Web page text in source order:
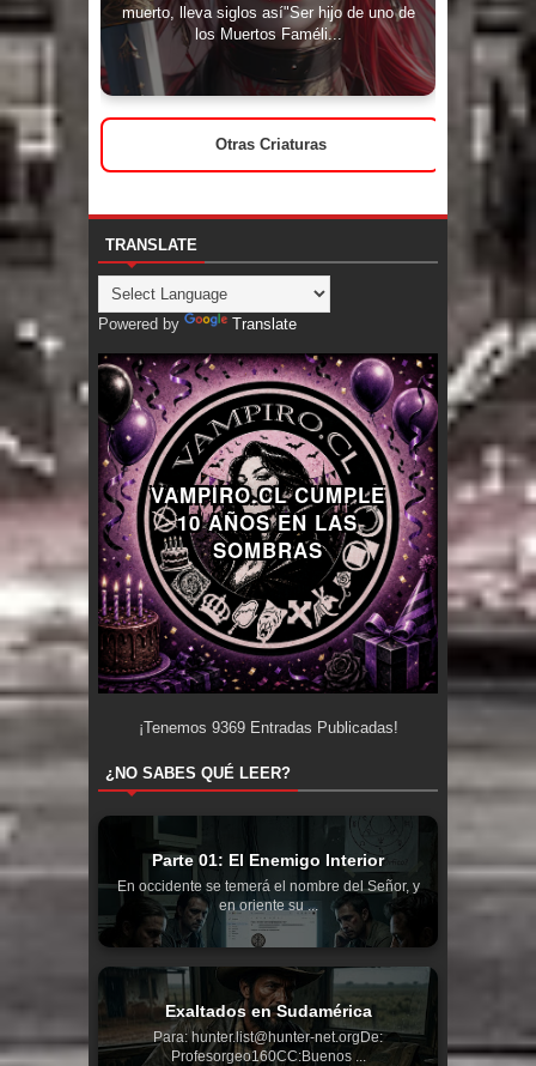
muerto, lleva siglos así"Ser hijo de uno de
los Muertos Faméli...
Otras Criaturas
TRANSLATE
Powered by Translate
VAMPIRO.CL CUMPLE
10 AÑOS EN LAS
SOMBRAS
¡Tenemos 9369Entradas Publicadas!
¿NO SABES QUÉ LEER?
Parte 01: El Enemigo Interior
En occidente se temerá el nombre del Señor, y
en oriente su ...
Exaltados en Sudamérica
Para: hunter.list@hunter-net.orgDe:
Profesorgeo160CC:Buenos ...